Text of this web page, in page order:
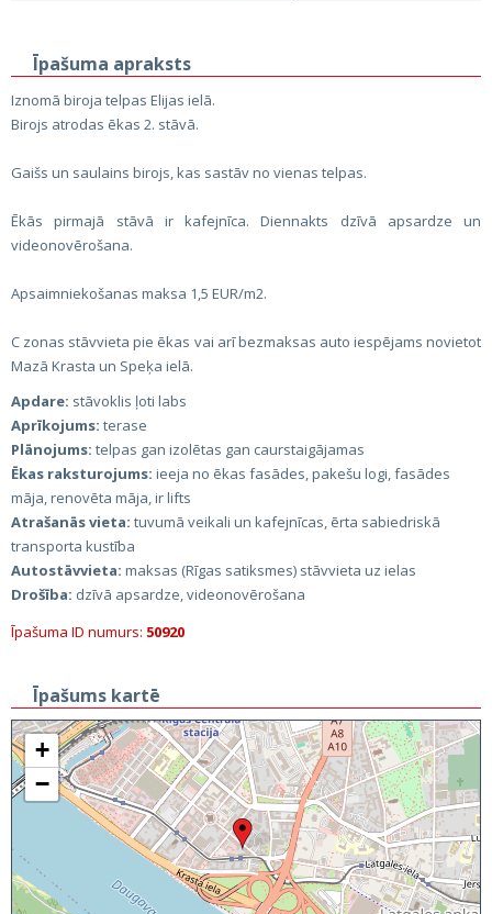
Īpašuma apraksts
Iznomā biroja telpas Elijas ielā.
Birojs atrodas ēkas 2. stāvā.
Gaišs un saulains birojs, kas sastāv no vienas telpas.
Ēkās pirmajā stāvā ir kafejnīca. Diennakts dzīvā apsardze un
videonovērošana.
Apsaimniekošanas maksa 1,5 EUR/m2.
C zonas stāvvieta pie ēkas vai arī bezmaksas auto iespējams novietot
Mazā Krasta un Speķa ielā.
Apdare: stāvoklis ļoti labs
Aprīkojums: terase
Plānojums: telpas gan izolētas gan caurstaigājamas
Ēkas raksturojums: ieeja no ēkas fasādes, pakešu logi, fasādes
māja, renovēta māja, ir lifts
Atrašanās vieta: tuvumā veikali un kafejnīcas, ērta sabiedriskā
transporta kustība
Autostāvvieta: maksas (Rīgas satiksmes) stāvvieta uz ielas
Drošība: dzīvā apsardze, videonovērošana
Īpašuma ID numurs: 50920
Īpašums kartē
+
−